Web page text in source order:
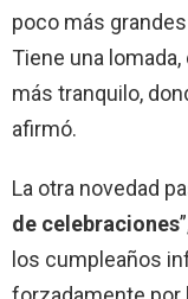
poco más
Tiene una
más tranquilo,
afirmó.
La otra novedad
de celebraciones”
los cumpleaños